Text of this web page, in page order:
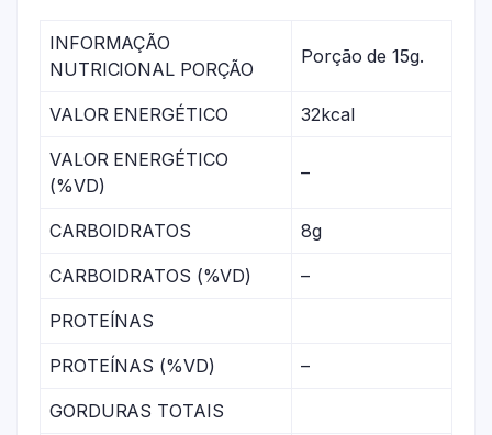
INFORMAÇÃO
NUTRICIONAL PORÇÃO
Porção de 15g.
VALOR ENERGÉTICO 32kcal
VALOR ENERGÉTICO
(%VD)
–
CARBOIDRATOS 8g
CARBOIDRATOS (%VD) –
PROTEÍNAS
PROTEÍNAS (%VD) –
GORDURAS TOTAIS